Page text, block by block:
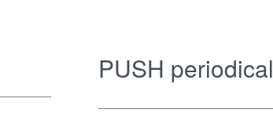
PUSH periodical